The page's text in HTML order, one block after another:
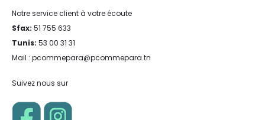
Notre service client à votre écoute
Sfax: 51 755 633
Tunis: 53 00 31 31
Mail : pcommepara@pcommepara.tn
Suivez nous sur